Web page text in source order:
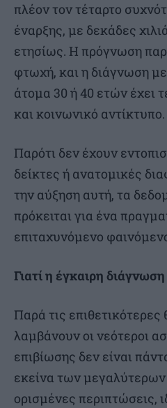
πλέον τον τέταρτο
έναρξης, με δεκάδες
ετησίως. Η πρόγνωση
φτωχή, και η διάγνωση
άτομα 30 ή 40 ετών έχει
και κοινωνικό αντίκτυπο.
Παρότι δεν έχουν
δείκτες ή ανατομικές
την αύξηση αυτή, τα
πρόκειται για ένα
επιταχυνόμενο
Γιατί η έγκαιρη διάγνωση
Παρά τις
λαμβάνουν οι νεότεροι
επιβίωσης δεν είναι
εκείνα των μεγαλύτερων
ορισμένες περιπτώσεις,